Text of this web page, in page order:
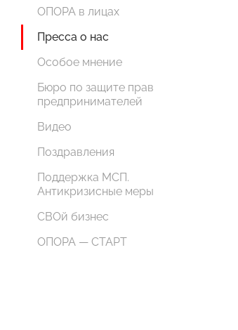
ОПОРА в лицах
Пресса о нас
Особое мнение
Бюро по защите прав
предпринимателей
Видео
Поздравления
Поддержка МСП.
Антикризисные меры
СВОй бизнес
ОПОРА — СТАРТ